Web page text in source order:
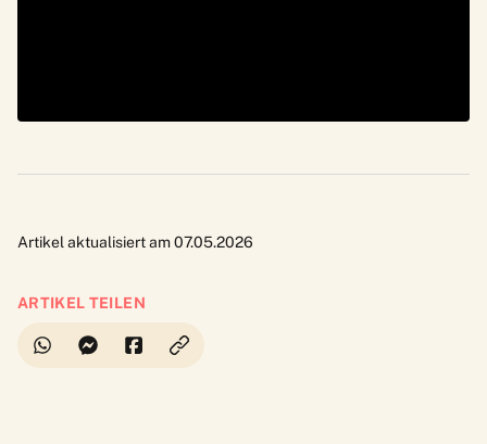
Artikel aktualisiert am 07.05.2026
ARTIKEL TEILEN